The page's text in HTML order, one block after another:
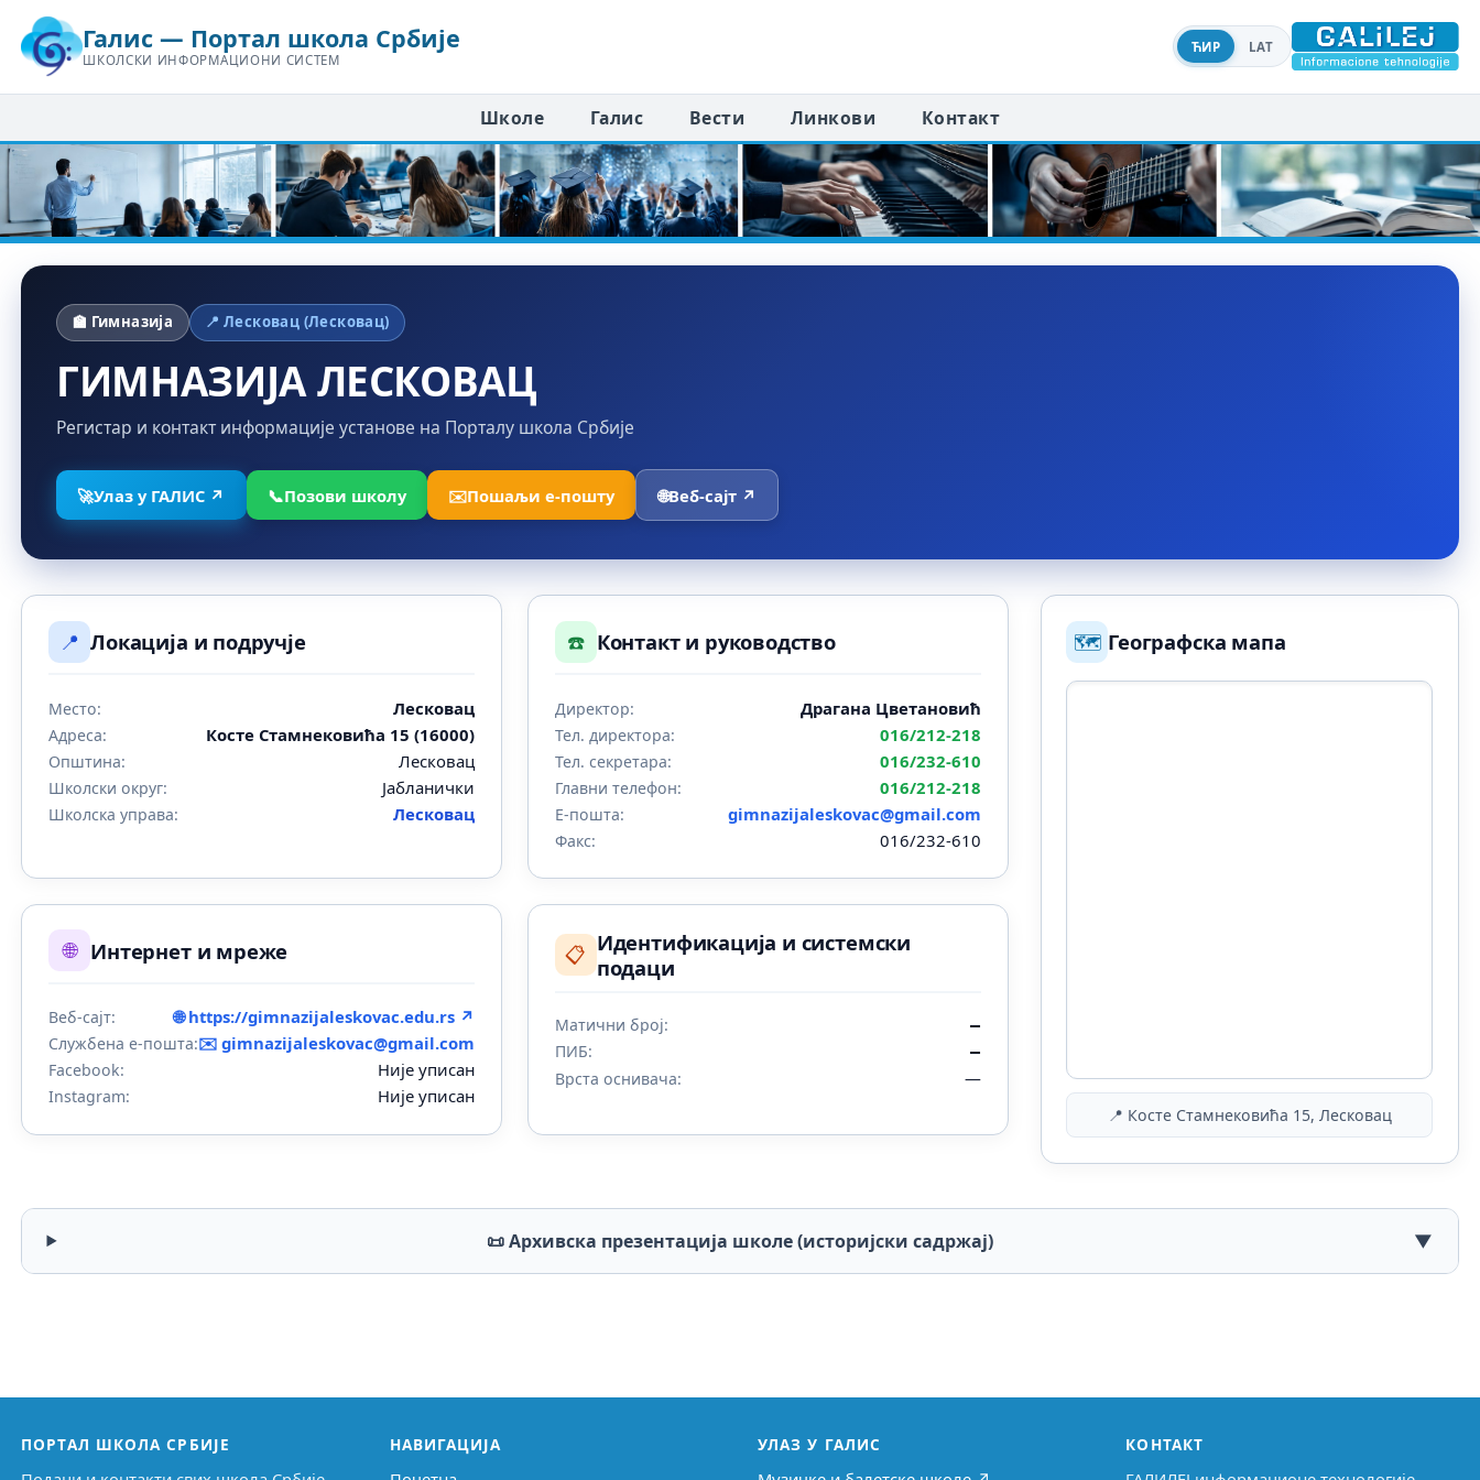
Галис — Портал школа Србије
ШКОЛСКИ ИНФОРМАЦИОНИ СИСТЕМ
ЋИР LAT
Школе Галис Вести Линкови Контакт
🏫 Гимназија 📍 Лесковац (Лесковац)
ГИМНАЗИЈА ЛЕСКОВАЦ
Регистар и контакт информације установе на Порталу школа Србије
🚀Улаз у ГАЛИС ↗ 📞Позови школу ✉️Пошаљи е-пошту 🌐Веб-сајт ↗
📍 Локација и подручје
Место: Лесковац
Адреса: Косте Стамнековића 15 (16000)
Општина: Лесковац
Школски округ: Јабланички
Школска управа: Лесковац
☎️ Контакт и руководство
Директор: Драгана Цветановић
Тел. директора: 016/212-218
Тел. секретара: 016/232-610
Главни телефон: 016/212-218
Е-пошта: gimnazijaleskovac@gmail.com
Факс: 016/232-610
🌐 Интернет и мреже
Веб-сајт: 🌐 https://gimnazijaleskovac.edu.rs ↗
Службена е-пошта:✉️gimnazijaleskovac@gmail.com
Facebook: Није уписан
Instagram: Није уписан
📋 Идентификација и системски
подаци
Матични број: —
ПИБ: —
Врста оснивача: —
🗺️ Географска мапа
📍 Косте Стамнековића 15, Лесковац
📜 Архивска презентација школе (историјски садржај) ▼
ПОРТАЛ ШКОЛА СРБИЈЕ НАВИГАЦИЈА УЛАЗ У ГАЛИС КОНТАКТ